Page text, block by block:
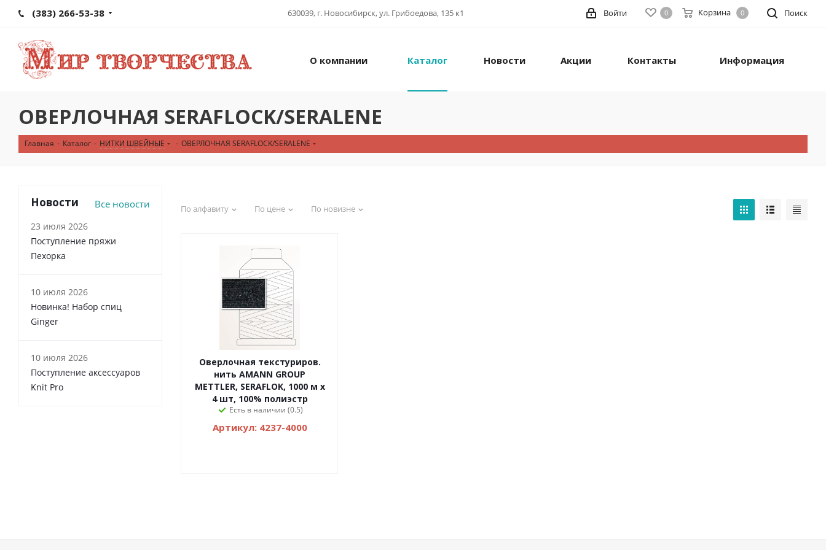
(383) 266-53-38 630039, г. Новосибирск, ул. Грибоедова, 135 к1 Поиск
0 Корзина 0
Войти
О компании Каталог Новости Акции Контакты Информация
ОВЕРЛОЧНАЯ SERAFLOCK/SERALENE
Главная - Каталог - НИТКИ ШВЕЙНЫЕ - ОВЕРЛОЧНАЯ SERAFLOCK/SERALENE
По алфавиту По цене По новизне
Оверлочная текстуриров.
нить AMANN GROUP
METTLER, SERAFLOK, 1000 м х
4 шт, 100% полиэстр
Есть в наличии (0.5)
Артикул: 4237-4000
Новости Все новости
23 июля 2026
Поступление пряжи
Пехорка
10 июля 2026
Новинка! Набор спиц
Ginger
10 июля 2026
Поступление аксессуаров
Knit Pro